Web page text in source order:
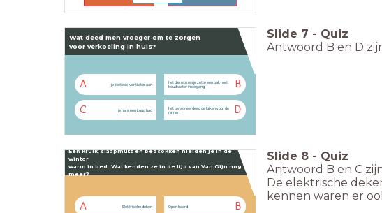
Wat deed men vroeger om te zorgen
voor verkoeling in huis?
A je zette de ventilator aan B
het dienstmeisje zette een bak met
koud water in de gang
C je nam een koud bad D
het personeel deed de luiken voor de
ramen
Slide 7 - Quiz
Antwoord B en D
Een kruik, slaapmuts en bedsokken hielden je inde
winter
warm in bed. Wat kenden ze in de tijd van Van Gijn nog
meer?
A Elektrische deken B
Open haard
Slide 8 - Quiz
Antwoord B en C
De elektrische
kennen waren er